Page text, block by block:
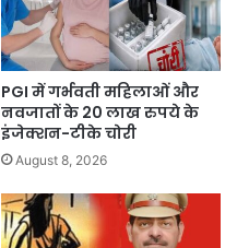
PGI में गर्भवती महिलाओं और
नवजातों के 20 लाख रुपये के
इंजेक्शन-टीके चोरी
August 8, 2026